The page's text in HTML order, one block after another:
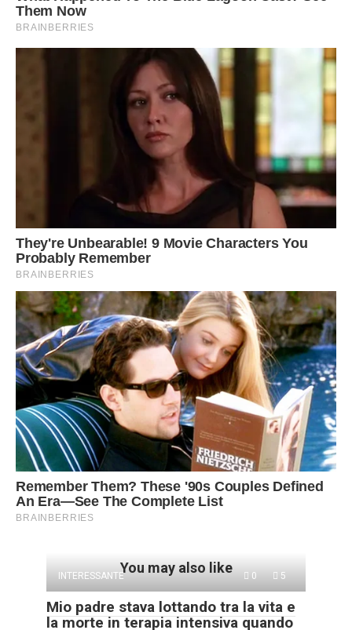
You may also like
INTERESSANTE 0 5
Mio padre stava lottando tra la vita e
la morte in terapia intensiva quando